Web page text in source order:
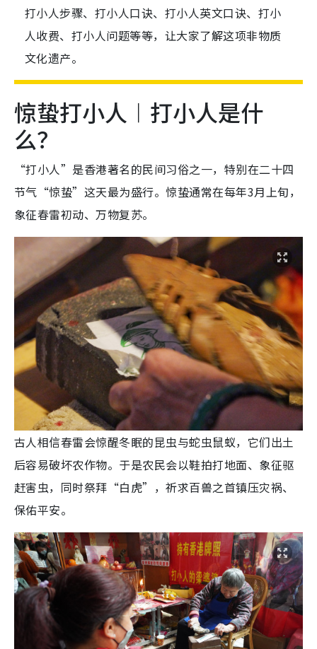
打小人步骤、打小人口诀、打小人英文口诀、打小
人收费、打小人问题等等，让大家了解这项非物质
文化遗产。
惊蛰打小人︱打小人是什
么？
“打小人”是香港著名的民间习俗之一，特别在二十四
节气“惊蛰”这天最为盛行。惊蛰通常在每年3月上旬，
象征春雷初动、万物复苏。
古人相信春雷会惊醒冬眠的昆虫与蛇虫鼠蚁，它们出土
后容易破坏农作物。于是农民会以鞋拍打地面、象征驱
赶害虫，同时祭拜“白虎”，祈求百兽之首镇压灾祸、
保佑平安。